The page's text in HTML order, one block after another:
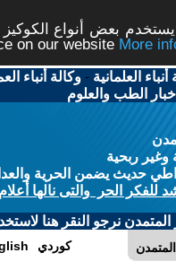
بعض أنواع
on our website
أنباء العلمانية -وكالة أنباء
اخبار الطب والعلوم
وغير ربحية
حديث يضمن الحرية
للفكر الحر والتى نالها
نرجو النقر هنا
كوردي